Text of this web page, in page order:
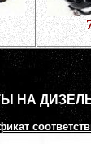
НА